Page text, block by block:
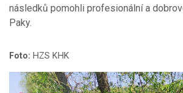
následků pomohli profesionální a
Paky.
Foto: HZS KHK